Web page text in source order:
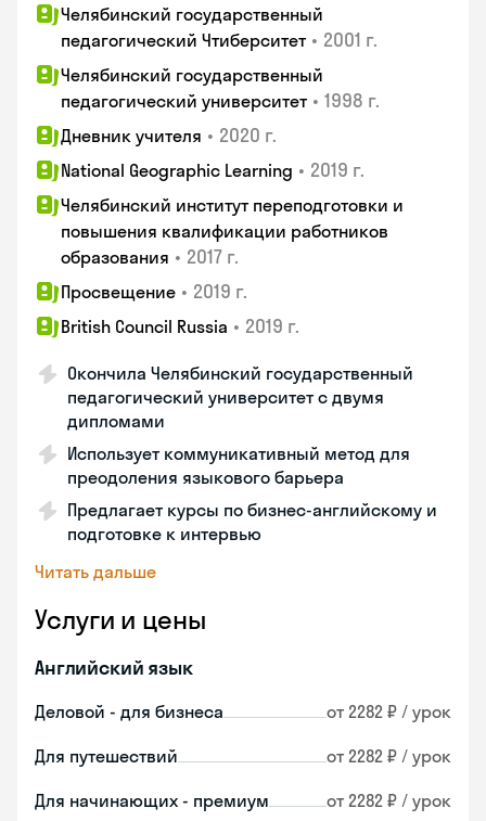
Челябинский государственный
педагогический Чтиберситет • 2001 г.
Челябинский государственный
педагогический университет • 1998 г.
Дневник учителя • 2020 г.
National Geographic Learning • 2019 г.
Челябинский институт переподготовки и
повышения квалификации работников
образования • 2017 г.
Просвещение • 2019 г.
British Council Russia • 2019 г.
Окончила Челябинский государственный
педагогический университет с двумя
дипломами
Использует коммуникативный метод для
преодоления языкового барьера
Предлагает курсы по бизнес-английскому и
подготовке к интервью
Читать дальше
Услуги и цены
Английский язык
Деловой - для бизнеса от 2282 ₽ / урок
Для путешествий от 2282 ₽ / урок
Для начинающих - премиум от 2282 ₽ / урок